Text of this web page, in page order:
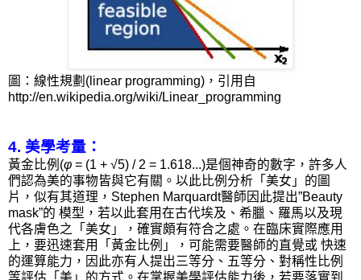
圖：線性規劃(linear programming)，引用自
http://en.wikipedia.org/wiki/Linear_programming
4. 美學考量：
黃金比例 (φ = (1 + √5) / 2 = 1.618...)是個神奇的數字，許多人
們認為美的事物皆與它有關。以此比例分析「美女」的圖
片，似有其道理， Stephen Marquardt醫師因此提出”Beauty
mask”的 模型，若以此套用在古代埃及、希臘、羅馬以及現
代各膚色之「美女」，確實頗有符合之處。在臨床實際應用
上，要迅速套用「黃金比例」，可能需要醫師的直覺或 快速
的運算能力，因此亦有人提出三等分、五等分、對稱性比例